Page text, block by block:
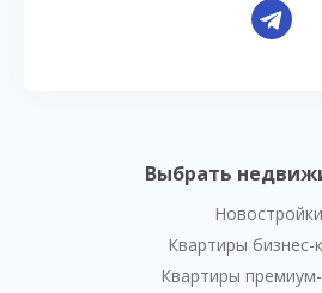
Выбрать
Новостройки
Квартиры бизнес-
Квартиры премиум-